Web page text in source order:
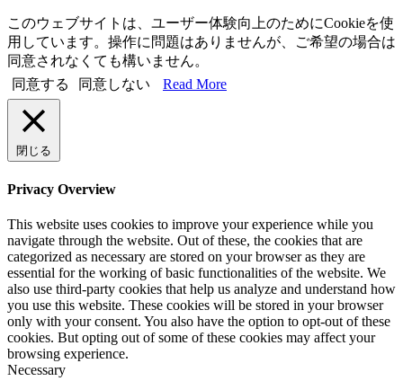
このウェブサイトは、ユーザー体験向上のためにCookieを使
用しています。操作に問題はありませんが、ご希望の場合は
同意されなくても構いません。
同意する
同意しない Read More
閉じる
Privacy Overview
This website uses cookies to improve your experience while you
navigate through the website. Out of these, the cookies that are
categorized as necessary are stored on your browser as they are
essential for the working of basic functionalities of the website. We
also use third-party cookies that help us analyze and understand how
you use this website. These cookies will be stored in your browser
only with your consent. You also have the option to opt-out of these
cookies. But opting out of some of these cookies may affect your
browsing experience.
Necessary